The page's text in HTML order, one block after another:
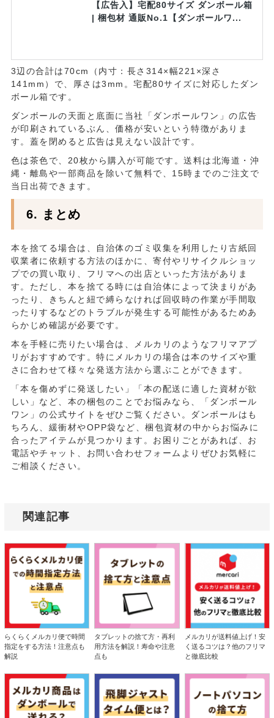
【広告入】宅配80サイズ ダンボール箱
| 梱包材 通販No.1【ダンボールワ...
3辺の合計は70cm（内寸：長さ314×幅221×深さ
141mm）で、厚さは3mm。宅配80サイズに対応したダン
ボール箱です。
ダンボールの天面と底面に当社「ダンボールワン」の広告
が印刷されているぶん、価格が安いという特徴がありま
す。蓋を閉めると広告は見えない設計です。
色は茶色で、20枚から購入が可能です。送料は北海道・沖
縄・離島や一部商品を除いて無料で、15時までのご注文で
当日出荷できます。
まとめ
本を捨てる場合は、自治体のゴミ収集を利用したり古紙回
収業者に依頼する方法のほかに、寄付やリサイクルショッ
プでの買い取り、フリマへの出店といった方法がありま
す。ただし、本を捨てる時には自治体によって決まりがあ
ったり、きちんと紐で縛らなければ回収時の作業が手間取
ったりするなどのトラブルが発生する可能性があるためあ
らかじめ確認が必要です。
本を手軽に売りたい場合は、メルカリのようなフリマアプ
リがおすすめです。特にメルカリの場合は本のサイズや重
さに合わせて様々な発送方法から選ぶことができます。
「本を傷めずに発送したい」「本の配送に適した資材が欲
しい」など、本の梱包のことでお悩みなら、「ダンボール
ワン」の公式サイトをぜひご覧ください。ダンボールはも
ちろん、緩衝材やOPP袋など、梱包資材の中からお悩みに
合ったアイテムが見つかります。お困りごとがあれば、お
電話やチャット、お問い合わせフォームよりぜひお気軽に
ご相談ください。
関連記事
らくらくメルカリ便で時間
指定をする方法！注意点も
解説
タブレットの捨て方・再利
用方法を解説！寿命や注意
点も
メルカリが送料値上げ！安
く送るコツは？他のフリマ
と徹底比較